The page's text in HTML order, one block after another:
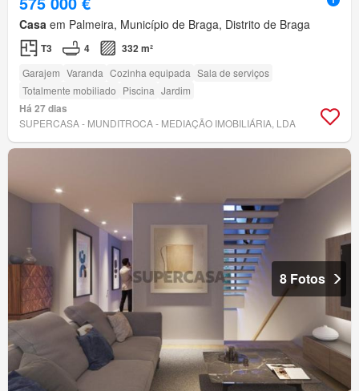
Casa em Palmeira, Município de Braga, Distrito de Braga
T3 4 332 m²
Garajem Varanda Cozinha equipada Sala de serviços
Totalmente mobiliado Piscina Jardim
Há 27 dias
SUPERCASA - MUNDITROCA - MEDIAÇÃO IMOBILIÁRIA, LDA
8 Fotos